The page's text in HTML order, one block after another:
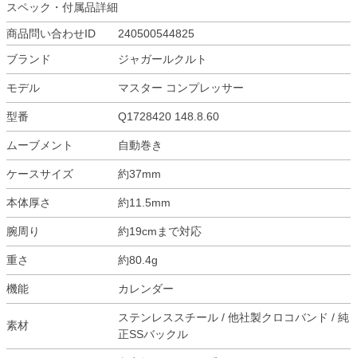
スペック・付属品詳細
商品問い合わせID
240500544825
ブランド
ジャガールクルト
モデル マスター コンプレッサー
型番 Q1728420 148.8.60
ムーブメント 自動巻き
ケースサイズ 約37mm
本体厚さ 約11.5mm
腕周り 約19cmまで対応
重さ 約80.4g
機能 カレンダー
素材
ステンレススチール / 他社製クロコバンド / 純
正SSバックル